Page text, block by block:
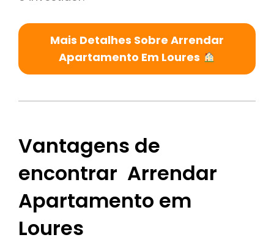
Mais Detalhes Sobre Arrendar
Apartamento Em Loures
Vantagens de
encontrar Arrendar
Apartamento em
Loures